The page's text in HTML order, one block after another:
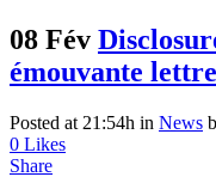
08 Fév
émouvante
Posted at 21:54h in News
0 Likes
Share